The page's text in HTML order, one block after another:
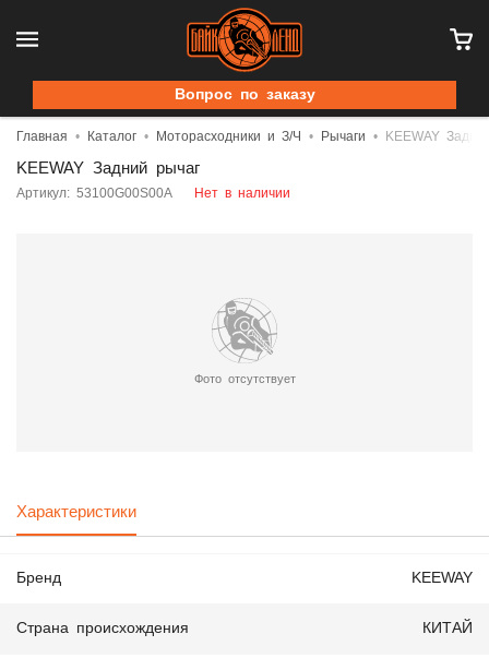
Вопрос по заказу
Главная Каталог Моторасходники и З/Ч Рычаги KEEWAY
KEEWAY Задний рычаг
Артикул: 53100G00S00A Нет в наличии
Фото отсутствует
Характеристики
Бренд KEEWAY
Страна происхождения КИТАЙ